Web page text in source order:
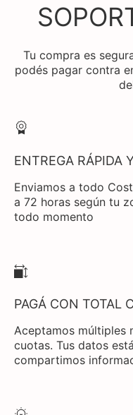
Tu compra es
podés pagar contra
ENTREGA RÁPIDA
Enviamos a todo
a 72 horas según tu
todo momento
PAGÁ CON TOTAL
Aceptamos múltiples
cuotas. Tus datos
compartimos